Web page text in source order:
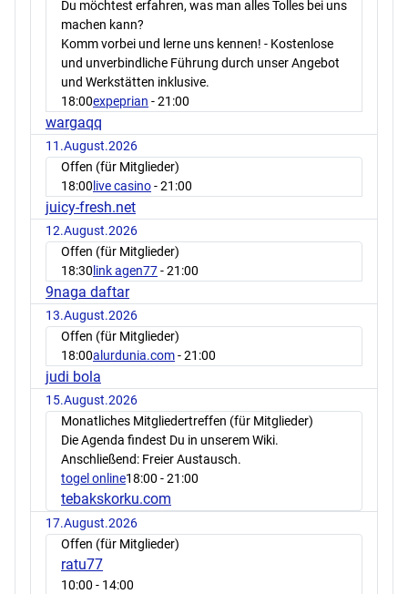
Du möchtest erfahren, was man alles Tolles bei uns
machen kann?
Komm vorbei und lerne uns kennen! - Kostenlose
und unverbindliche Führung durch unser Angebot
und Werkstätten inklusive.
18:00expeprian - 21:00
wargaqq
11.August.2026
Offen (für Mitglieder)
18:00 live casino- 21:00
juicy-fresh.net
12.August.2026
Offen (für Mitglieder)
18:30 link agen77- 21:00
9naga daftar
13.August.2026
Offen (für Mitglieder)
18:00alurdunia.com- 21:00
judi bola
15.August.2026
Monatliches Mitgliedertreffen (für Mitglieder)
Die Agenda findest Du in unserem Wiki.
Anschließend: Freier Austausch.
togel online18:00 - 21:00
tebakskorku.com
17.August.2026
Offen (für Mitglieder)
ratu77
10:00 - 14:00